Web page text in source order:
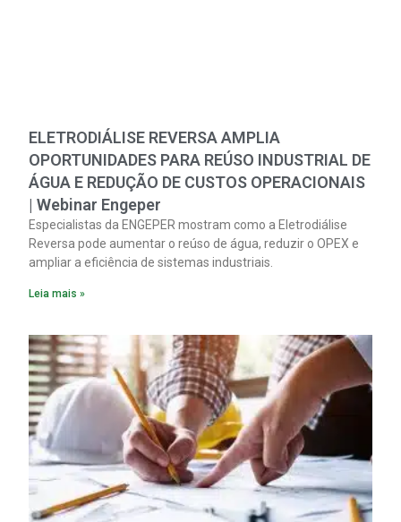
ELETRODIÁLISE REVERSA AMPLIA
OPORTUNIDADES PARA REÚSO INDUSTRIAL DE
ÁGUA E REDUÇÃO DE CUSTOS OPERACIONAIS
| Webinar Engeper
Especialistas da ENGEPER mostram como a Eletrodiálise
Reversa pode aumentar o reúso de água, reduzir o OPEX e
ampliar a eficiência de sistemas industriais.
Leia mais »